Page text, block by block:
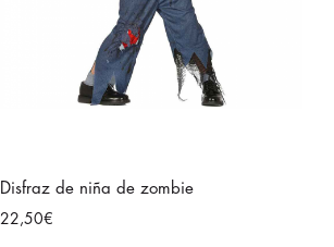
Disfraz de niña de zombie
22,50€